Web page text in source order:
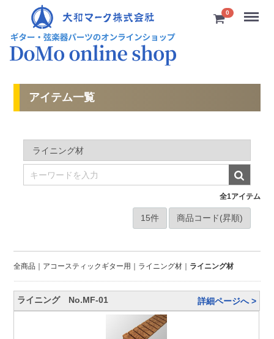
0 Menu
アイテム一覧
全1アイテム
全商品 アコースティックギター用 ライニング材 ライニング材
ライニング No.MF-01 詳細ページへ >